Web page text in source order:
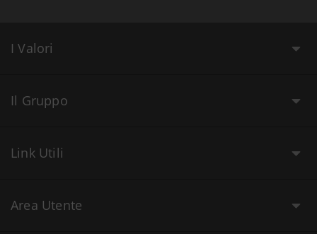
I Valori
Il Gruppo
Link Utili
Area Utente